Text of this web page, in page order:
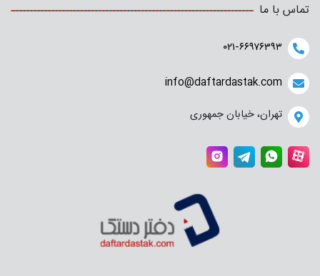
تماس با ما
۰۲۱-۶۶۹۷۶۳۹۳
info@daftardastak.com
تهران، خیابان جمهوری